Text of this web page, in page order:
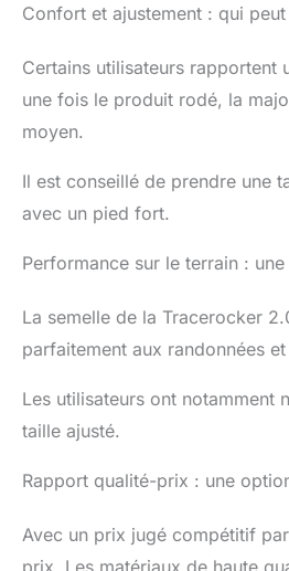
Confort et ajustement : qui
Certains utilisateurs rapportent
une fois le produit rodé, la
moyen.
Il est conseillé de prendre une
avec un pied fort.
Performance sur le terrain :
La semelle de la Tracerocker
parfaitement aux randonnées
Les utilisateurs ont notamment
taille ajusté.
Rapport qualité-prix : une
Avec un prix jugé compétitif
prix. Les matériaux de haute